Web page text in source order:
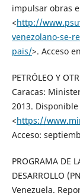
impulsar obras
<http://
venezolano-se-
pais/>. Acceso
PETRÓLEO Y
Caracas:
2013. Disponible
<https://
Acceso:
PROGRAMA DE
DESARROLLO
Venezuela.